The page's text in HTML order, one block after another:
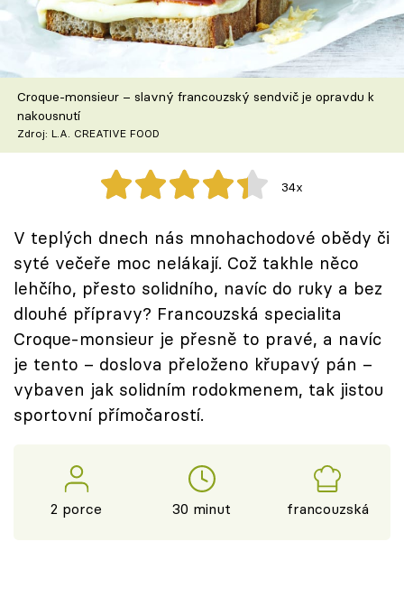
Škola vaření
Speciál: Cuketa
Těhotnej kuchař
Sledujte prima+
Přihlášení
Sledujte nás
Croque-monsieur – slavný francouzský sendvič je opravdu k
nakousnutí
Zdroj: L.A. CREATIVE FOOD
34x
V teplých dnech nás mnohachodové obědy či
syté večeře moc nelákají. Což takhle něco
lehčího, přesto solidního, navíc do ruky a bez
dlouhé přípravy? Francouzská specialita
Croque-monsieur je přesně to pravé, a navíc
je tento – doslova přeloženo křupavý pán –
vybaven jak solidním rodokmenem, tak jistou
sportovní přímočarostí.
2 porce 30 minut francouzská